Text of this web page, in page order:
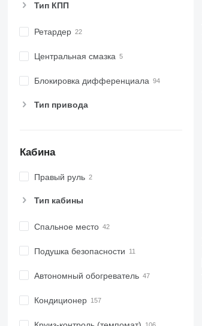
Тип КПП
Ретардер
Центральная смазка
Блокировка дифференциала
Тип привода
Кабина
Правый руль
Тип кабины
Спальное место
Подушка безопасности
Автономный обогреватель
Кондиционер